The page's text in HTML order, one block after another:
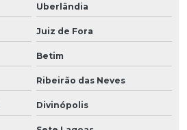
Uberlândia
Juiz de Fora
Betim
Ribeirão das Neves
Divinópolis